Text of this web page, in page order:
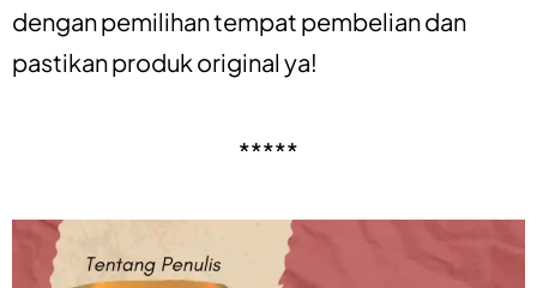
dengan pemilihan tempat pembelian dan
pastikan produk original ya!
*****